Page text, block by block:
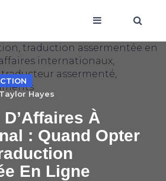
Taylor Hayes
À
: Quand Opter
En Ligne